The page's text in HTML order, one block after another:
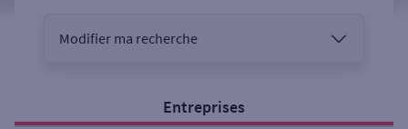
Modifier ma recherche
Entreprises